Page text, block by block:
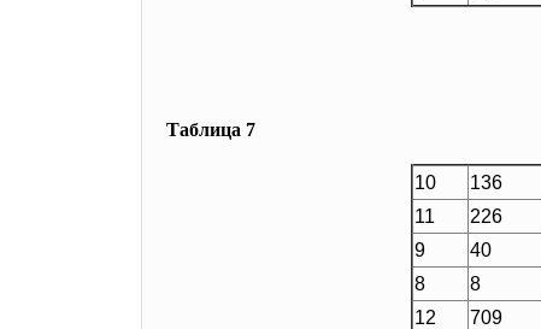
Таблица 7
10 136
11
226
9
40
8
8
12
709